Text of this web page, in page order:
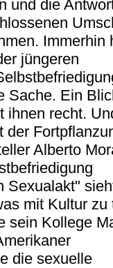
und die
Immerhin
jüngeren
Sache. Ein
ihnen recht.
der
Alberto
Sexualakt"
mit Kultur zu
sein Kollege
die sexuelle